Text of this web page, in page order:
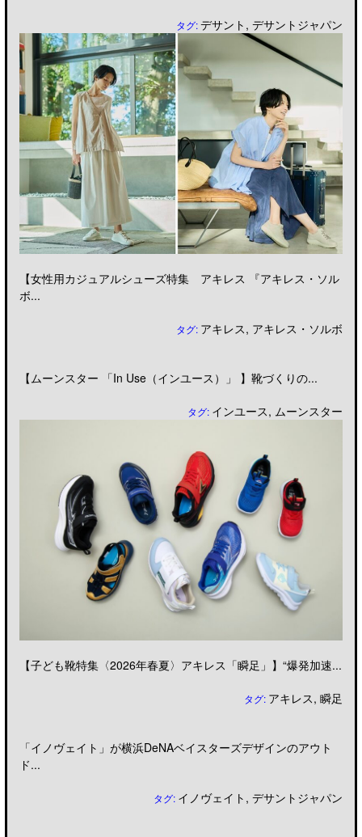
タグ:デサント ,デサントジャパン
【女性用カジュアルシューズ特集 アキレス 『アキレス・ソル
ボ...
タグ: アキレス, アキレス・ソルボ
【ムーンスター 「In Use（インユース）」 】靴づくりの...
タグ: インユース, ムーンスター
【子ども靴特集〈2026年春夏〉アキレス「瞬足」】“爆発加速...
タグ: アキレス,瞬足
「イノヴェイト」が横浜DeNAベイスターズデザインのアウト
ド...
タグ: イノヴェイト ,デサントジャパン